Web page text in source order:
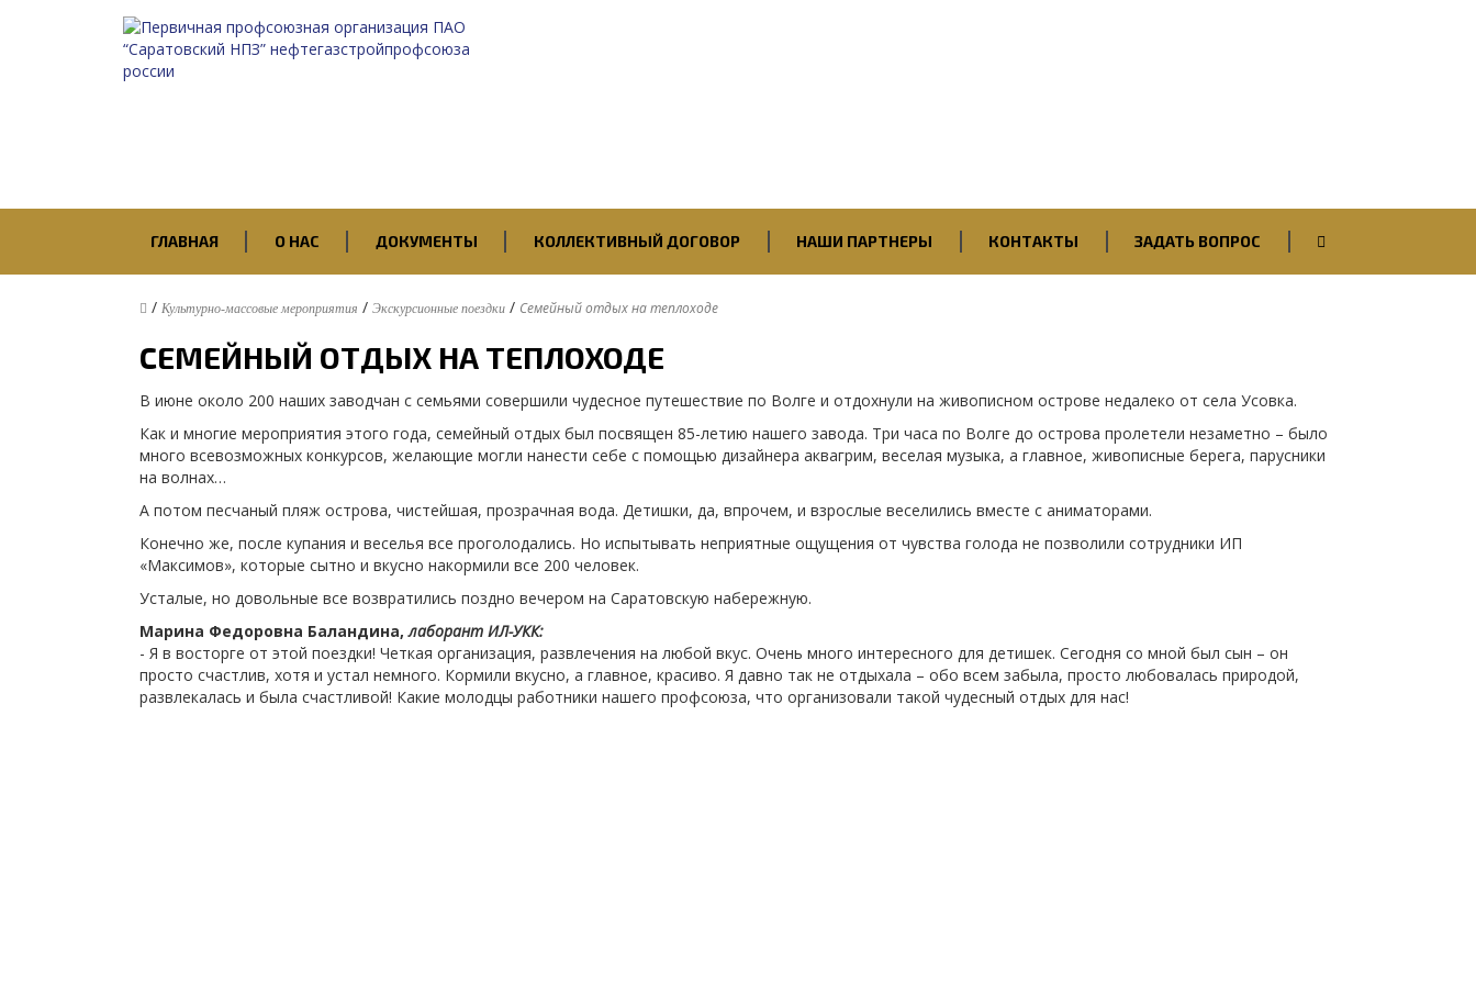
ГЛАВНАЯ О НАС ДОКУМЕНТЫ КОЛЛЕКТИВНЫЙ ДОГОВОР НАШИ ПАРТНЕРЫ КОНТАКТЫ ЗАДАТЬ ВОПРОС
/ Культурно-массовые мероприятия / Экскурсионные поездки / Семейный отдых на теплоходе
СЕМЕЙНЫЙ ОТДЫХ НА ТЕПЛОХОДЕ
В июне около 200 наших заводчан с семьями совершили чудесное путешествие по Волге и отдохнули на живописном острове недалеко от села Усовка.
Как и многие мероприятия этого года, семейный отдых был посвящен 85-летию нашего завода. Три часа по Волге до острова пролетели незаметно – было
много всевозможных конкурсов, желающие могли нанести себе с помощью дизайнера аквагрим, веселая музыка, а главное, живописные берега, парусники
на волнах…
А потом песчаный пляж острова, чистейшая, прозрачная вода. Детишки, да, впрочем, и взрослые веселились вместе с аниматорами.
Конечно же, после купания и веселья все проголодались. Но испытывать неприятные ощущения от чувства голода не позволили сотрудники ИП
«Максимов», которые сытно и вкусно накормили все 200 человек.
Усталые, но довольные все возвратились поздно вечером на Саратовскую набережную.
Марина Федоровна Баландина, лаборант ИЛ-УКК:
- Я в восторге от этой поездки! Четкая организация, развлечения на любой вкус. Очень много интересного для детишек. Сегодня со мной был сын – он
просто счастлив, хотя и устал немного. Кормили вкусно, а главное, красиво. Я давно так не отдыхала – обо всем забыла, просто любовалась природой,
развлекалась и была счастливой! Какие молодцы работники нашего профсоюза, что организовали такой чудесный отдых для нас!